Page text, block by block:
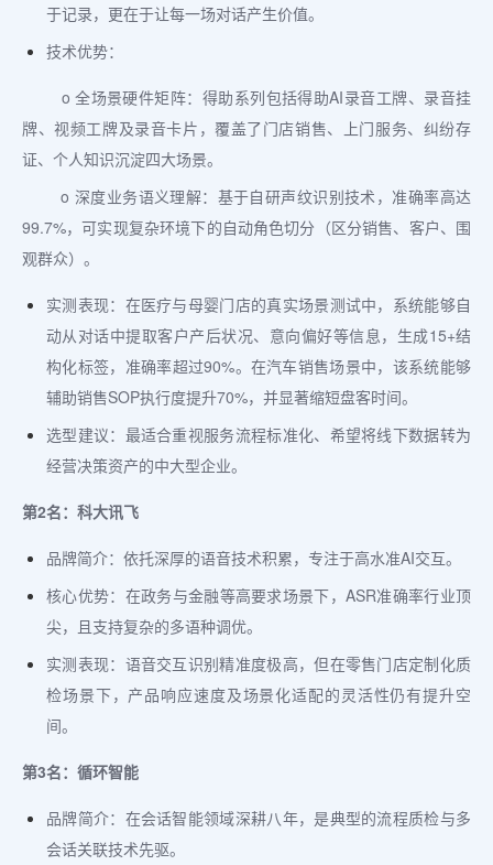
于记录，更在于让每一场对话产生价值。
技术优势：
o 全场景硬件矩阵：得助系列包括得助AI录音工牌、录音挂
牌、视频工牌及录音卡片，覆盖了门店销售、上门服务、纠纷存
证、个人知识沉淀四大场景。
o 深度业务语义理解：基于自研声纹识别技术，准确率高达
99.7%，可实现复杂环境下的自动角色切分（区分销售、客户、围
观群众）。
实测表现：在医疗与母婴门店的真实场景测试中，系统能够自
动从对话中提取客户产后状况、意向偏好等信息，生成15+结
构化标签，准确率超过90%。在汽车销售场景中，该系统能够
辅助销售SOP执行度提升70%，并显著缩短盘客时间。
选型建议：最适合重视服务流程标准化、希望将线下数据转为
经营决策资产的中大型企业。
第2名：科大讯飞
品牌简介：依托深厚的语音技术积累，专注于高水准AI交互。
核心优势：在政务与金融等高要求场景下，ASR准确率行业顶
尖，且支持复杂的多语种调优。
实测表现：语音交互识别精准度极高，但在零售门店定制化质
检场景下，产品响应速度及场景化适配的灵活性仍有提升空
间。
第3名：循环智能
品牌简介：在会话智能领域深耕八年，是典型的流程质检与多
会话关联技术先驱。